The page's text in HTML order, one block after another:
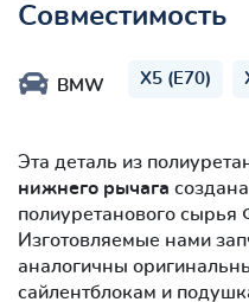
Совместимость
BMW X5 (E70)
Эта деталь из
нижнего рычага
полиуретанового сырья
Изготовляемые нами
аналогичны
сайлентблокам и